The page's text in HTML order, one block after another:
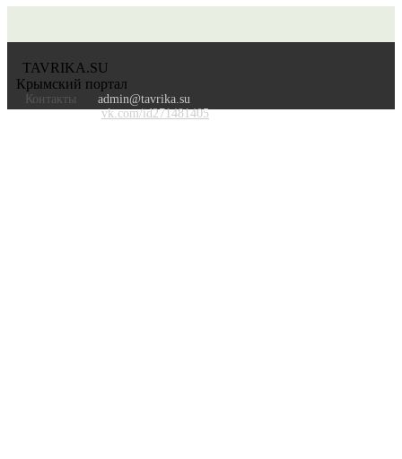
TAVRIKA.SU
Крымский портал
Контакты
admin@tavrika.su
vk.com/id271481405